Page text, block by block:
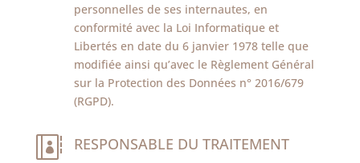
personnelles de ses internautes, en
conformité avec la Loi Informatique et
Libertés en date du 6 janvier 1978 telle que
modifiée ainsi qu’avec le Règlement Général
sur la Protection des Données n° 2016/679
(RGPD).
 RESPONSABLE DU TRAITEMENT